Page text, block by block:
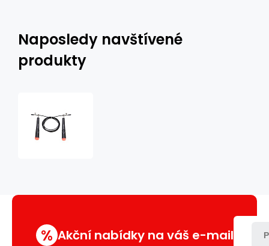
Naposledy navštívené
produkty
% Akční nabídky na váš e-mail